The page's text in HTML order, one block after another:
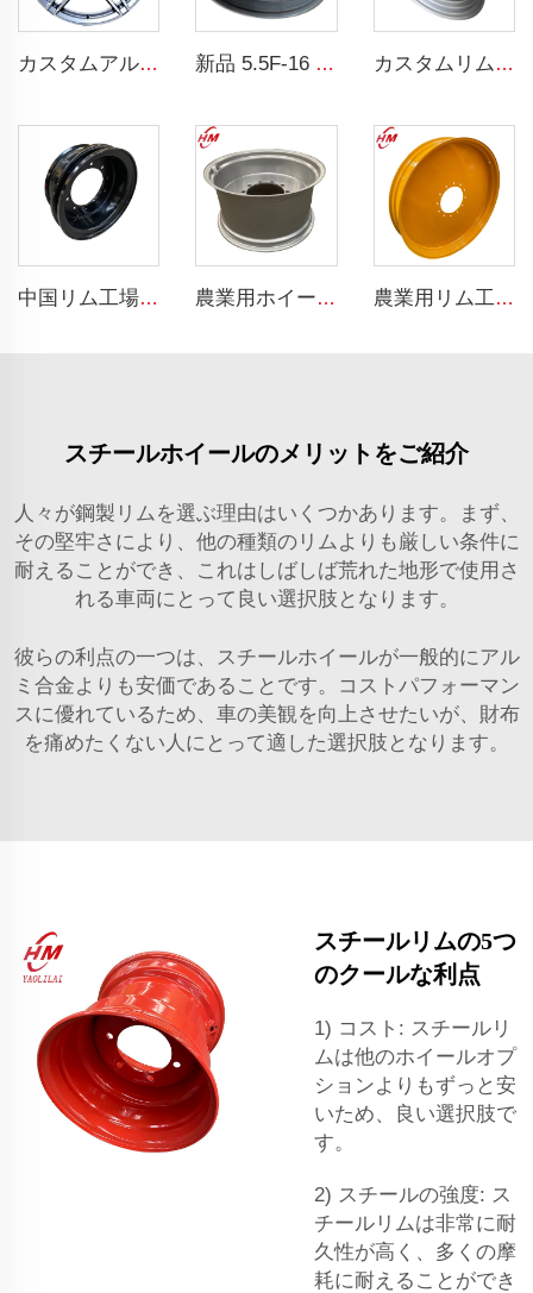
カスタムアルミニウム合金 18 インチ 新設計リム 鍛造ホイール 5x112 カーリム 用 カーリム 新品 5.5F-16 農業用トラクタースチールホイールリム 工場直送 5.5-16 スチールリム 750-16 タイヤ対応 カスタムリム 7jx12 五穴リム 7J *12 スチールリム工場
中国リム工場 カスタムリム＆ホイール 8.5-20 トラックスチールリム 1200-20 トラックタイヤ 農業用ホイール w15*28 農業機械部品の結合用 w15*28 スチールリム 16.9-28 農業用タイヤ向け 農業用リム工場 カスタマイズ W10x54トラクターリム 10*54 12.4-54タイヤ対応
スチールホイールのメリットをご紹介
人々が鋼製リムを選ぶ理由はいくつかあります。まず、
その堅牢さにより、他の種類のリムよりも厳しい条件に
耐えることができ、これはしばしば荒れた地形で使用さ
れる車両にとって良い選択肢となります。
彼らの利点の一つは、スチールホイールが一般的にアル
ミ合金よりも安価であることです。コストパフォーマン
スに優れているため、車の美観を向上させたいが、財布
を痛めたくない人にとって適した選択肢となります。
スチールリムの5つ
のクールな利点
1) コスト: スチールリ
ムは他のホイールオプ
ションよりもずっと安
いため、良い選択肢で
す。
2) スチールの強度: ス
チールリムは非常に耐
久性が高く、多くの摩
耗に耐えることができ